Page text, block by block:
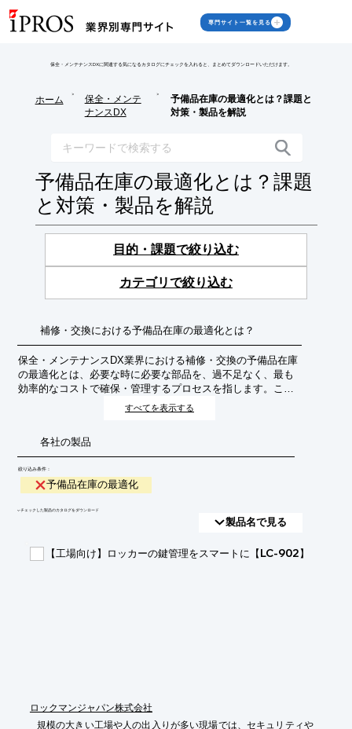
専門サイト一覧を見る
保全・メンテナンスDXに関連する気になるカタログにチェックを入れると、まとめてダウンロードいただけます。
ホーム
>
保全・メンテ
ナンスDX
>
予備品在庫の最適化とは？課題と
対策・製品を解説
予備品在庫の最適化とは？課題
と対策・製品を解説
目的・課題で絞り込む
カテゴリで絞り込む
補修・交換における予備品在庫の最適化とは？
保全・メンテナンスDX業界における補修・交換の予備品在庫
の最適化とは、必要な時に必要な部品を、過不足なく、最も
効率的なコストで確保・管理するプロセスを指します。これ
により、突発的な故障によるダウンタイムの最小化、過剰在
すべてを表示する
各社の製品
絞り込み条件：
予備品在庫の最適化
​▼チェックした製品のカタログをダウンロード
製品名で見る
【工場向け】ロッカーの鍵管理をスマートに【LC-902】
ロックマンジャパン株式会社
規模の大きい工場や人の出入りが多い現場では、セキュリティや